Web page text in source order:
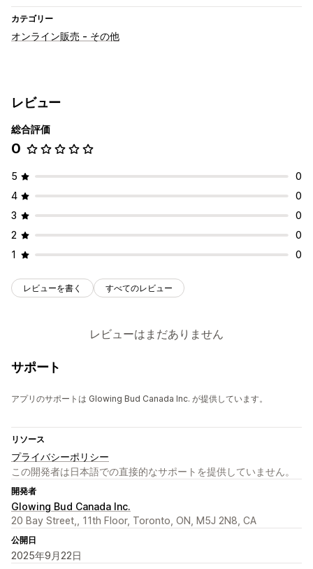
カテゴリー
オンライン販売 - その他
レビュー
総合評価
0
5
0
4
0
3
0
2
0
1
0
レビューを書く すべてのレビュー
レビューはまだありません
サポート
アプリのサポートは Glowing Bud Canada Inc. が提供しています。
リソース
プライバシーポリシー
この開発者は日本語での直接的なサポートを提供していません。
開発者
Glowing Bud Canada Inc.
20 Bay Street,, 11th Floor, Toronto, ON, M5J 2N8, CA
公開日
2025年9月22日